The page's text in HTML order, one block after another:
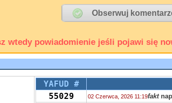
wtedy powiadomienie jeśli pojawi się
YAFUD #
55029
02 Czerwca, 2026 11:19fakt